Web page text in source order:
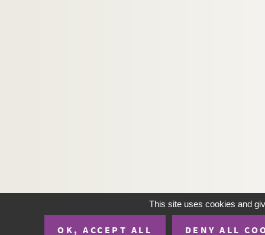
This site uses cookies and
OK, ACCEPT ALL DENY ALL